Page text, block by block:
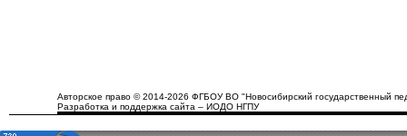
Авторское право © 2014-2026 ФГБОУ ВО "Новосибирский государственный
Разработка и поддержка сайта – ИОДО НГПУ